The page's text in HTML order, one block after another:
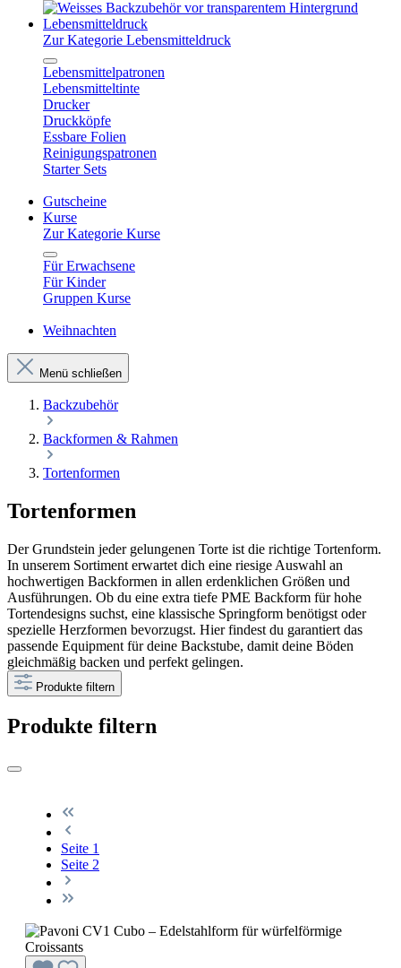
Lebensmitteldruck
Zur Kategorie Lebensmitteldruck
Lebensmittelpatronen
Lebensmitteltinte
Drucker
Druckköpfe
Essbare Folien
Reinigungspatronen
Starter Sets
Gutscheine
Kurse
Zur Kategorie Kurse
Für Erwachsene
Für Kinder
Gruppen Kurse
Weihnachten
Menü schließen
Backzubehör
Backformen & Rahmen
Tortenformen
Tortenformen
Der Grundstein jeder gelungenen Torte ist die richtige Tortenform.
In unserem Sortiment erwartet dich eine riesige Auswahl an
hochwertigen Backformen in allen erdenklichen Größen und
Ausführungen. Ob du eine extra tiefe PME Backform für hohe
Tortendesigns suchst, eine klassische Springform benötigst oder
spezielle Herzformen bevorzugst. Hier findest du garantiert das
passende Equipment für deine Backstube, damit deine Böden
gleichmäßig backen und perfekt gelingen.
Produkte filtern
Produkte filtern
Seite 1
Seite 2